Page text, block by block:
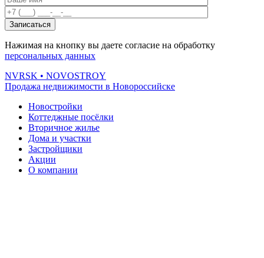
Нажимая на кнопку вы даете согласие на обработку
персональных данных
NVRSK • NOVOSTROY
Продажа недвижимости в Новороссийске
Новостройки
Коттеджные посёлки
Вторичное жилье
Дома и участки
Застройщики
Акции
О компании